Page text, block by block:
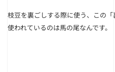
枝豆を裏ごしする際に使う、この
使われているのは馬の尾なんです。